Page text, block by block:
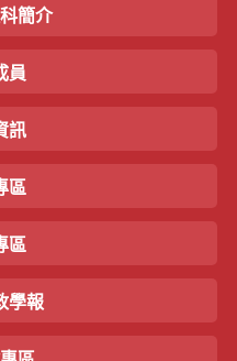
簡介
員
訊
區
區
學報